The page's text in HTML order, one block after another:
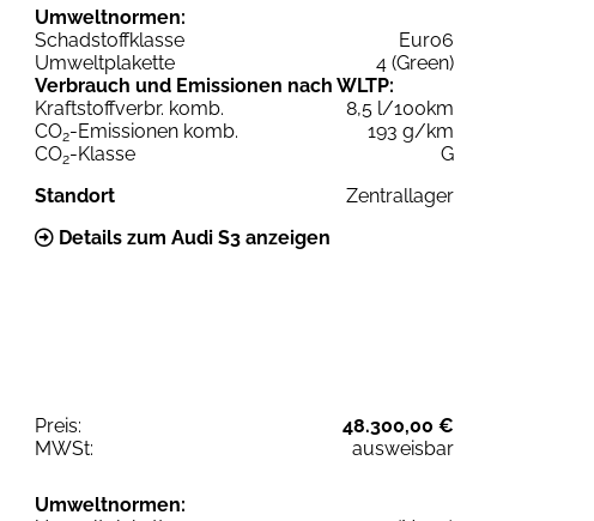
Umweltnormen:
Schadstoffklasse
Euro6
Umweltplakette
4 (Green)
Verbrauch und Emissionen nach WLTP:
Kraftstoffverbr. komb.
8,5 l/100km
CO2-Emissionen komb.
193 g/km
CO2-Klasse
G
Standort
Zentrallager
Details zum Audi S3 anzeigen
Preis:
48.300,00 €
MWSt:
ausweisbar
Umweltnormen: